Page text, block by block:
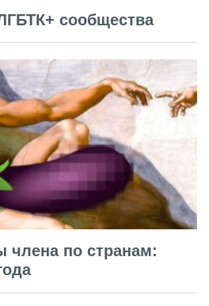
сообщества
члена по странам: